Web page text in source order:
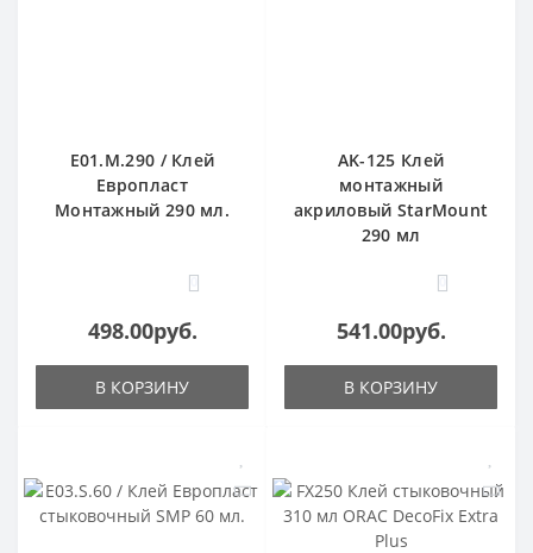
E01.M.290 / Клей
Европласт
Монтажный 290 мл.
0
498.00руб.
В КОРЗИНУ
AK-125 Клей
монтажный
акриловый StarMount
290 мл
0
541.00руб.
В КОРЗИНУ